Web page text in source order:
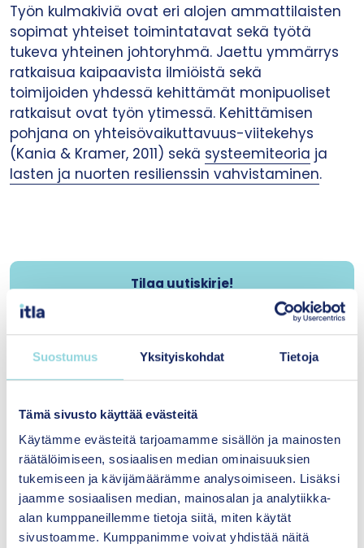
Suostumus Yksityiskohdat Tietoja
Tämä sivusto käyttää evästeitä
Käytämme evästeitä tarjoamamme sisällön ja mainosten
räätälöimiseen, sosiaalisen median ominaisuuksien
tukemiseen ja kävijämäärämme analysoimiseen. Lisäksi
jaamme sosiaalisen median, mainosalan ja analytiikka-
alan kumppaneillemme tietoja siitä, miten käytät
sivustoamme. Kumppanimme voivat yhdistää näitä
Työn kulmakiviä ovat eri alojen ammattilaisten
sopimat yhteiset toimintatavat sekä työtä
tukeva yhteinen johtoryhmä. Jaettu ymmärrys
ratkaisua kaipaavista ilmiöistä sekä
toimijoiden yhdessä kehittämät monipuoliset
ratkaisut ovat työn ytimessä. Kehittämisen
pohjana on yhteisövaikuttavuus-viitekehys
(Kania & Kramer, 2011) sekä systeemiteoria ja
lasten ja nuorten resilienssin vahvistaminen.
Tilaa uutiskirje!
avulla pysyt ajan tasalla
tapahtumistamme, uutisista ja
Etsitkö aineistoja?
Olemme koonneet
yhdelle sivulle
yhteisövaikuttavuustyöhön liittyviä
artikkeleita, julkaisuja, tutkimuksia ja
podcasteja.